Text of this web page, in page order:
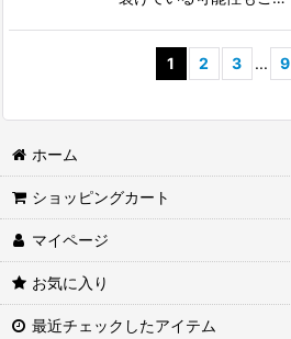
1 2 3 ... 9
ホーム
ショッピングカート
マイページ
お気に入り
最近チェックしたアイテム